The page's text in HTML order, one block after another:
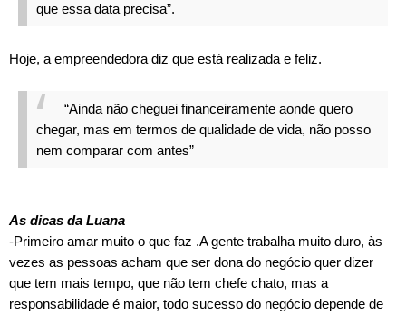
que essa data precisa”.
Hoje, a empreendedora diz que está realizada e feliz.
“Ainda não cheguei financeiramente aonde quero
chegar, mas em termos de qualidade de vida, não posso
nem comparar com antes”
As dicas da Luana
-Primeiro amar muito o que faz .A gente trabalha muito duro, às
vezes as pessoas acham que ser dona do negócio quer dizer
que tem mais tempo, que não tem chefe chato, mas a
responsabilidade é maior, todo sucesso do negócio depende de